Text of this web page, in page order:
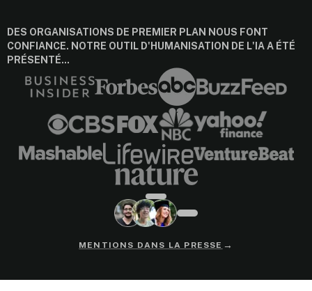
DES ORGANISATIONS DE PREMIER PLAN NOUS FONT
CONFIANCE. NOTRE OUTIL D'HUMANISATION DE L'IA A ÉTÉ
PRÉSENTÉ...
MENTIONS DANS LA PRESSE →